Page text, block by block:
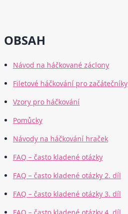
OBSAH
Návod na háčkované záclony
Filetové háčkování pro začátečníky
Vzory pro háčkování
Pomůcky
Návody na háčkování hraček
FAQ – často kladené otázky
FAQ – často kladené otázky 2. díl
FAQ – často kladené otázky 3. díl